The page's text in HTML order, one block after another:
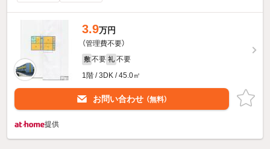
3.9万円
（管理費不要）
敷 不要 礼 不要
1階 / 3DK / 45.0㎡
お問い合わせ （無料）
提供